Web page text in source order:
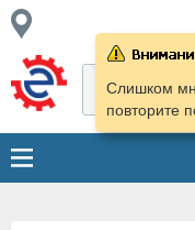
Слишком
повторите